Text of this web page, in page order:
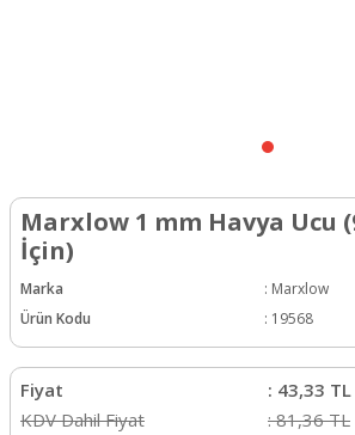
Marxlow 1 mm Havya Ucu
İçin)
Marka : Marxlow
Ürün Kodu
: 19568
Fiyat : 43,33
KDV Dahil Fiyat
:81,36TL